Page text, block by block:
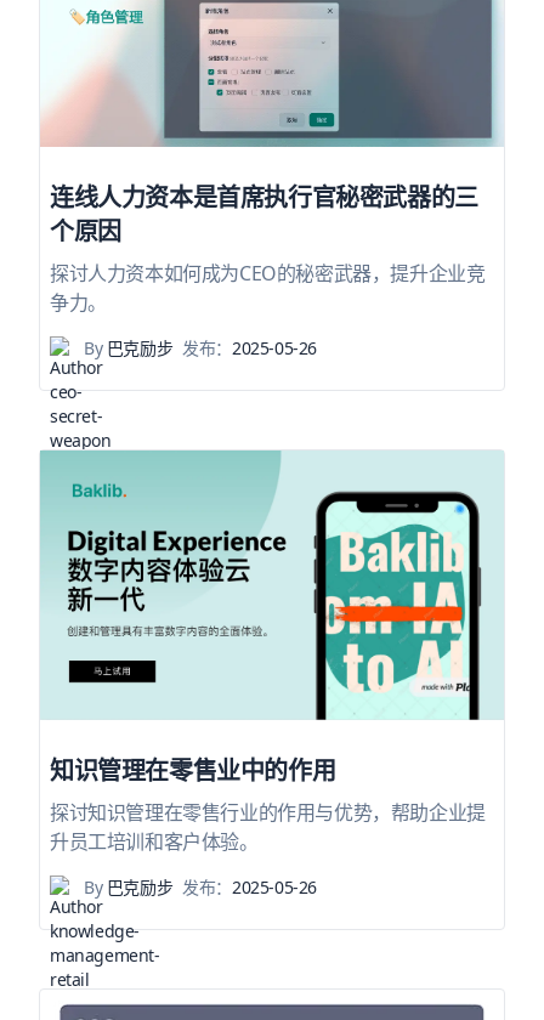
连线人力资本是首席执行官秘密武器的三
个原因
探讨人力资本如何成为CEO的秘密武器，提升企业竞
争力。
By巴克励步 发布：2025-05-26
知识管理在零售业中的作用
探讨知识管理在零售行业的作用与优势，帮助企业提
升员工培训和客户体验。
By巴克励步 发布： 2025-05-26